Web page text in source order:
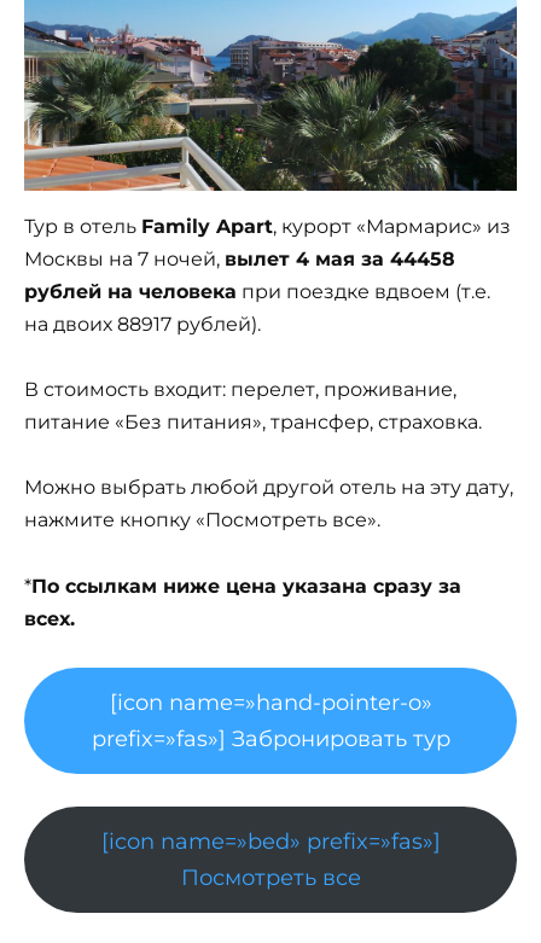
Тур в отель Family Apart, курорт «Мармарис» из
Москвы на 7 ночей, вылет 4 мая за 44458
рублей на человека при поездке вдвоем (т.е.
на двоих 88917 рублей).
В стоимость входит: перелет, проживание,
питание «Без питания», трансфер, страховка.
Можно выбрать любой другой отель на эту дату,
нажмите кнопку «Посмотреть все».
*По ссылкам ниже цена указана сразу за
всех.
[icon name=»hand-pointer-o»
prefix=»fas»] Забронировать тур
[icon name=»bed» prefix=»fas»]
Посмотреть все